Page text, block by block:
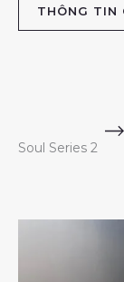
THÔNG TIN
Soul Series 2